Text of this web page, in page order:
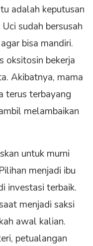
adalah keputusan
sudah bersusah
bisa mandiri.
oksitosin bekerja
Akibatnya, mama
terus terbayang
melambaikan
untuk murni
menjadi ibu
investasi terbaik.
menjadi saksi
awal kalian.
petualangan